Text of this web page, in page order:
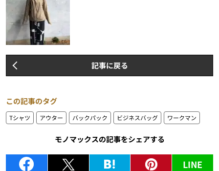
記事に戻る
この記事のタグ
Tシャツ アウター バックパック ビジネスバッグ ワークマン
モノマックスの記事をシェアする
LINE